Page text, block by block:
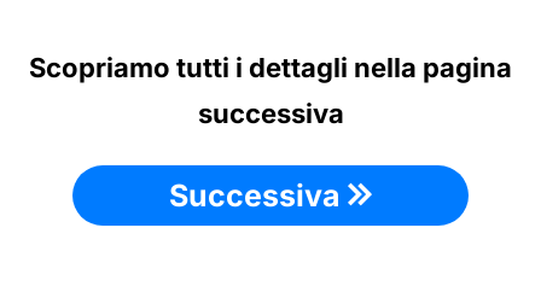
Scopriamo tutti i dettagli nella pagina
successiva
Successiva